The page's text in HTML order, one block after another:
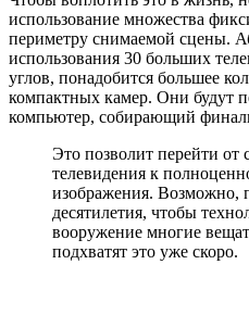
использование множества
периметру снимаемой сцены.
использования 30 больших
углов, понадобится большее
компактных камер. Они будут
компьютер, собирающий
Это позволит перейти от
телевидения к
изображения. Возможно,
десятилетия, чтобы
вооружение многие
подхватят это уже скоро.